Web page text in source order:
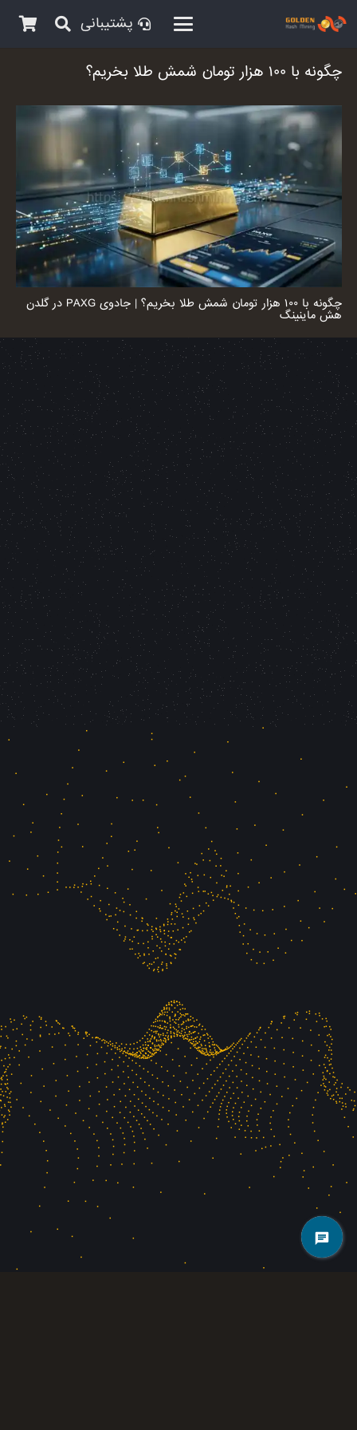
پشتیبانی
چگونه با ۱۰۰ هزار تومان شمش طلا بخریم؟
چگونه با ۱۰۰ هزار تومان شمش طلا بخریم؟ | جادوی PAXG در گلدن
هش ماینینگ